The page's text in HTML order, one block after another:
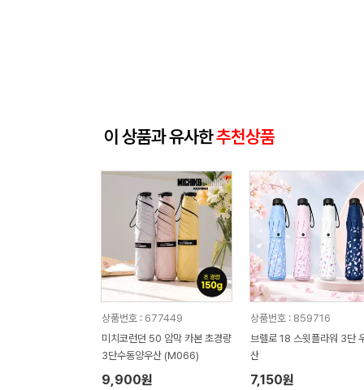
이 상품과 유사한추천상품
상품번호 : 677449
미치코런던 50 암막 카본 초경량
3단수동양우산 (M066)
9,900원
상품번호 : 859716
브렐로 18 스윗플라워 3단
산
7,150원